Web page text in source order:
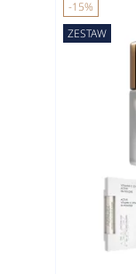
-15%
ZESTAW